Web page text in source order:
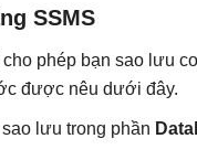
SSMS
cho phép bạn sao lưu
được nêu dưới đây.
lưu trong phần